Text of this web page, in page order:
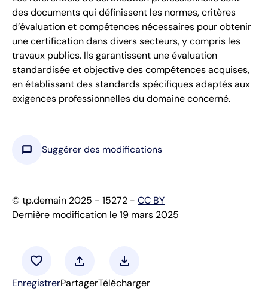
des documents qui définissent les normes, critères
d’évaluation et compétences nécessaires pour obtenir
une certification dans divers secteurs, y compris les
travaux publics. Ils garantissent une évaluation
standardisée et objective des compétences acquises,
en établissant des standards spécifiques adaptés aux
exigences professionnelles du domaine concerné.
chat_bubble Suggérer des modifications
© tp.demain 2025 - 15272 - CC BY
Dernière modification le 19 mars 2025
favorite
Enregistrer
upload
Partager
download
Télécharger